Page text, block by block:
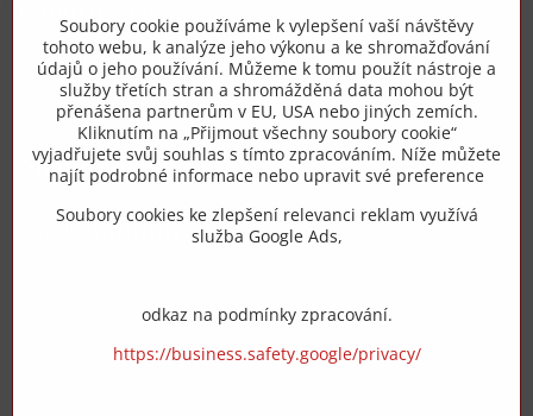
+420 775 973 319
info​@zipzop​.cz
Objednávky
Vše k nákupu
Soubory cookie používáme k vylepšení vaší návštěvy
tohoto webu, k analýze jeho výkonu a ke shromažďování
údajů o jeho používání. Můžeme k tomu použít nástroje a
služby třetích stran a shromážděná data mohou být
přenášena partnerům v EU, USA nebo jiných zemích.
Kliknutím na „Přijmout všechny soubory cookie“
vyjadřujete svůj souhlas s tímto zpracováním. Níže můžete
najít podrobné informace nebo upravit své preference
Soubory cookies ke zlepšení relevanci reklam využívá
služba Google Ads,
odkaz na podmínky zpracování.
https://business.safety.google/privacy/